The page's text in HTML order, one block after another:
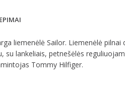
liemenėlė Sailor. Liemenėlė
su lankeliais, petnešėlės
Tommy Hilfiger.